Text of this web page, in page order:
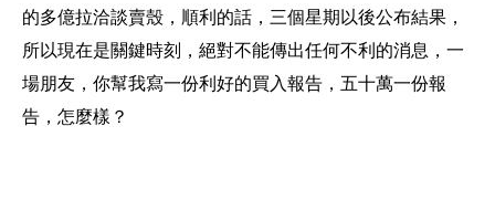
的多億拉洽談賣殼，順利的話，三個星期以後公布結果，
所以現在是關鍵時刻，絕對不能傳出任何不利的消息，一
場朋友，你幫我寫一份利好的買入報告，五十萬一份報
告，怎麼樣？